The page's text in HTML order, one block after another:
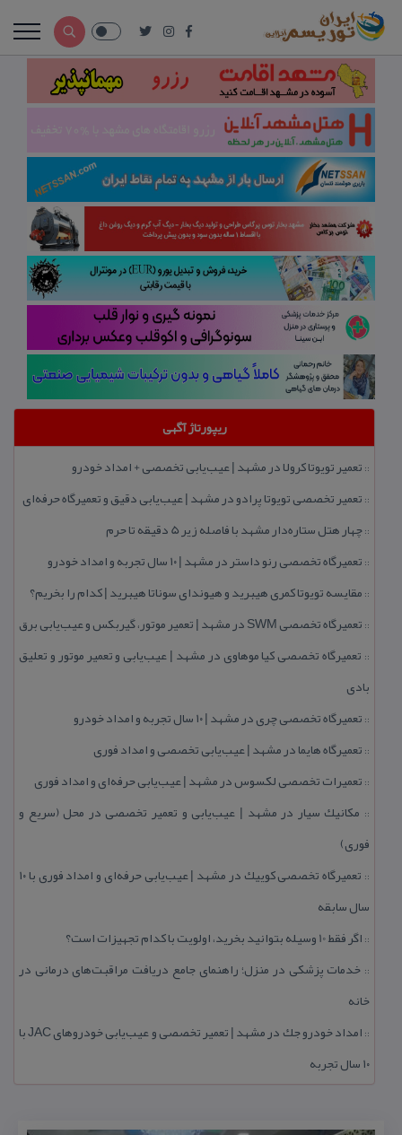
ریپورتاژ آگهی
:: تعمیر تویوتا كرولا در مشهد | عیب‌یابی تخصصی + امداد خودرو
:: تعمیر تخصصی تویوتا پرادو در مشهد | عیب‌یابی دقیق و تعمیرگاه حرفه‌ای
::چهار هتل‌ ستاره‌دار مشهد با فاصله زیر 5 دقیقه تا حرم
:: تعمیرگاه تخصصی رنو داستر در مشهد | ۱۰ سال تجربه و امداد خودرو
:: مقایسه تویوتا كمری هیبرید و هیوندای سوناتا هیبرید | كدام را بخریم؟
:: تعمیرگاه تخصصی SWM در مشهد | تعمیر موتور، گیربكس و عیب‌یابی برق
:: تعمیرگاه تخصصی كیا موهاوی در مشهد | عیب‌یابی و تعمیر موتور و تعلیق
بادی
:: تعمیرگاه تخصصی چری در مشهد | ۱۰ سال تجربه و امداد خودرو
:: تعمیرگاه هایما در مشهد | عیب‌یابی تخصصی و امداد فوری
:: تعمیرات تخصصی لكسوس در مشهد | عیب‌یابی حرفه‌ای و امداد فوری
:: مكانیك سیار در مشهد | عیب‌یابی و تعمیر تخصصی در محل (سریع و
فوری)
::
تعمیرگاه تخصصی كوییك در مشهد | عیب‌یابی حرفه‌ای و امداد فوری با ۱۰
سال سابقه
:: اگر فقط 10 وسیله بتوانید بخرید، اولویت با كدام تجهیزات است؟
:: خدمات پزشكی در منزل؛ راهنمای جامع دریافت مراقبت‌های درمانی در
خانه
::
امداد خودرو جك در مشهد | تعمیر تخصصی و عیب‌یابی خودروهای JAC با
۱۰ سال تجربه